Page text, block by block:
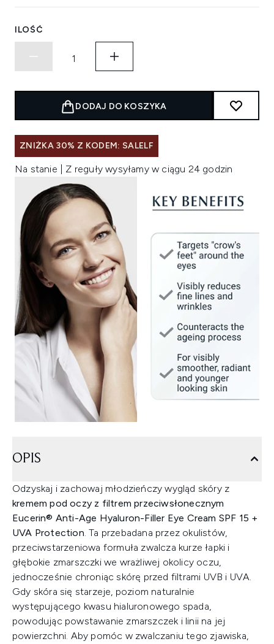
ILOŚĆ
DODAJ DO KOSZYKA
ZNIŻKA 30% Z KODEM: SALELF
Na stanie | Z reguły wysyłamy w ciągu 24 godzin
OPIS
Odzyskaj i zachowaj młodzieńczy wygląd skóry z
kremem pod oczy z filtrem przeciwsłonecznym
Eucerin® Anti-Age Hyaluron-Filler Eye Cream SPF 15 +
UVA Protection. Ta przebadana przez okulistów,
przeciwstarzeniowa formuła zwalcza kurze łapki i
głębokie zmarszczki we wrażliwej okolicy oczu,
jednocześnie chroniąc skórę przed filtrami UVB i UVA.
Gdy skóra się starzeje, poziom naturalnie
występującego kwasu hialuronowego spada,
powodując powstawanie zmarszczek i linii na jej
powierzchni. Aby pomóc w zwalczaniu tego zjawiska,